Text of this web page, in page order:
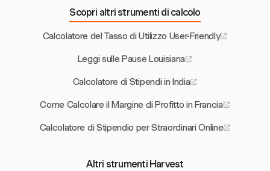
Scopri altri strumenti di calcolo
Calcolatore del Tasso di Utilizzo User-Friendly
Leggi sulle Pause Louisiana
Calcolatore di Stipendi in India
Come Calcolare il Margine di Profitto in Francia
Calcolatore di Stipendio per Straordinari Online
Altri strumenti Harvest